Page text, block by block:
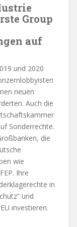
Group
auf
und 2020
neuen
Auch die
Sonderrechte.
die
wie
Ihre
in
und
investieren.